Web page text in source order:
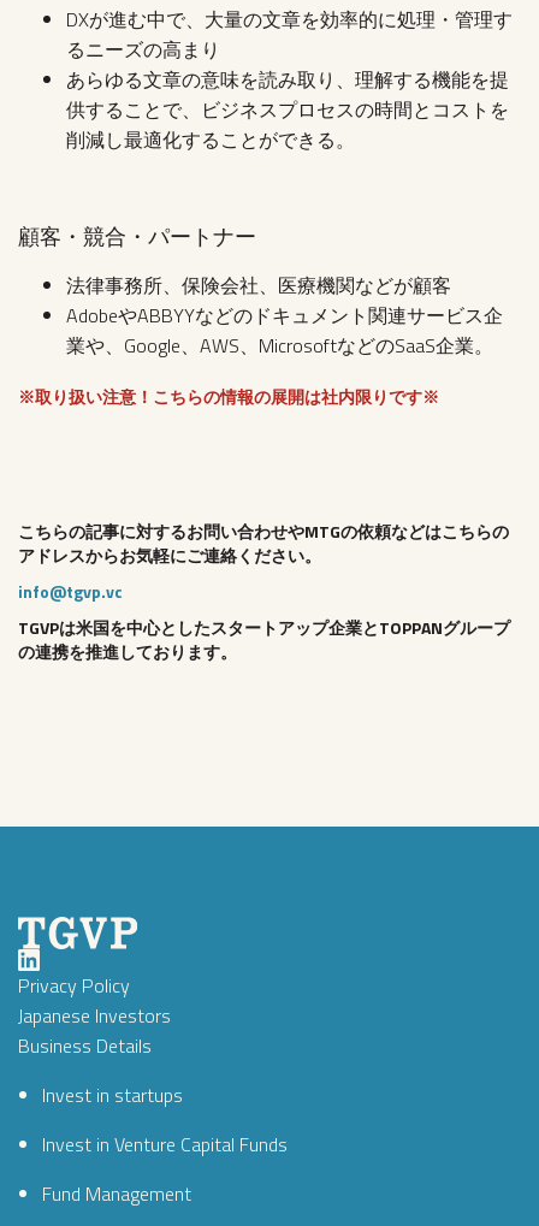
DXが進む中で、大量の文章を効率的に処理・管理す
るニーズの高まり
あらゆる文章の意味を読み取り、理解する機能を提
供することで、ビジネスプロセスの時間とコストを
削減し最適化することができる。
顧客・競合・パートナー
法律事務所、保険会社、医療機関などが顧客
AdobeやABBYYなどのドキュメント関連サービス企
業や、Google、AWS、MicrosoftなどのSaaS企業。
※取り扱い注意！こちらの情報の展開は社内限りです※
こちらの記事に対するお問い合わせやMTGの依頼などはこちらの
アドレスからお気軽にご連絡ください。
info@tgvp.vc
TGVPは米国を中心としたスタートアップ企業とTOPPANグループ
の連携を推進しております。
Japanese Investors
Privacy Policy
Business Details
Invest in startups
Invest in Venture Capital Funds
Fund Management